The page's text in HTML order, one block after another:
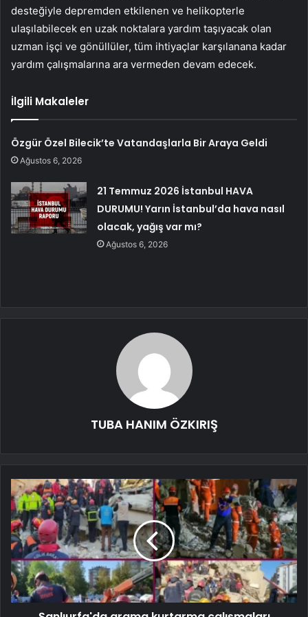
desteğiyle depremden etkilenen ve helikopterle
ulaşılabilecek en uzak noktalara yardım taşıyacak olan
uzman işçi ve gönüllüler, tüm ihtiyaçlar karşılanana kadar
yardım çalışmalarına ara vermeden devam edecek.
İlgili Makaleler
Özgür Özel Bilecik’te Vatandaşlarla Bir Araya Geldi
Ağustos 6, 2026
21 Temmuz 2026 İstanbul HAVA
DURUMU! Yarın İstanbul’da hava nasıl
olacak, yağış var mı?
Ağustos 6, 2026
TUBA HANIM ÖZKIRIŞ